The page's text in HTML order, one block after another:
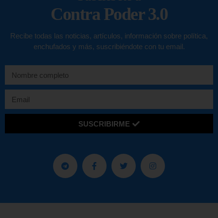
Contra Poder 3.0
Recibe todas las noticias, artículos, información sobre política,
enchufados y más, suscribiéndote con tu email.
SUSCRIBIRME